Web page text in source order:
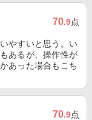
70.9点
やすいと思う。い
あるが、操作性が
あった場合もこち
70.9点